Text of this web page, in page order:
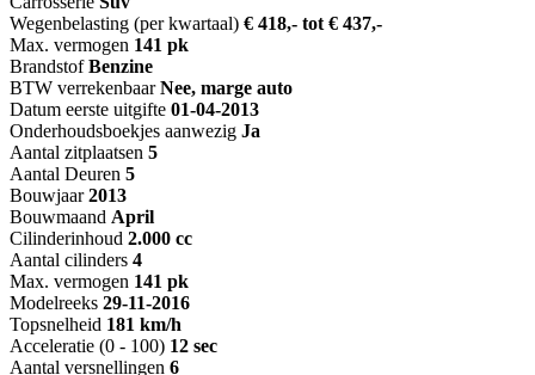
Wegenbelasting (per kwartaal) € 418,- tot € 437,-
Max. vermogen 141 pk
Brandstof Benzine
BTW verrekenbaar Nee, marge auto
Datum eerste uitgifte 01-04-2013
Onderhoudsboekjes aanwezig Ja
Aantal zitplaatsen 5
Aantal Deuren 5
Bouwjaar 2013
Bouwmaand April
Cilinderinhoud 2.000 cc
Aantal cilinders 4
Max. vermogen 141 pk
Modelreeks 29-11-2016
Topsnelheid 181 km/h
Acceleratie (0 - 100) 12 sec
Aantal versnellingen 6